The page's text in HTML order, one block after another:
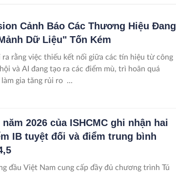
Cảnh Báo Các Thương Hiệu Đang
Dữ Liệu" Tốn Kém
ra rằng việc thiếu kết nối giữa các tín hiệu từ công
và AI đang tạo ra các điểm mù, trì hoãn quá
gia tăng rủi ro ...
2026 của ISHCMC ghi nhận hai
IB tuyệt đối và điểm trung bình
đầu Việt Nam cung cấp đầy đủ chương trình Tú